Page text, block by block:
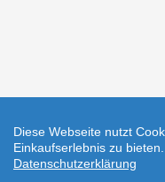
Diese Webseite nutzt
Einkaufserlebnis zu bieten.
Datenschutzerklärung